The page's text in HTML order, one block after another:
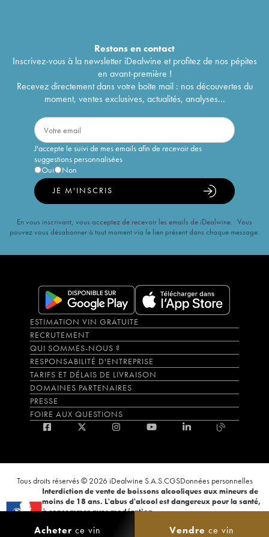
Acheter ce vin Vendre ce vin
Restons encontact
Inscrivez-vous à la newsletter iDealwine et profitez de nos pépites
en avant-première !
Recevez directement dans votre boîte mail : nos découvertes du
moment, ventes exclusives, actualités, analyses...
J'accepte le suivi de mes emails afin de recevoir des
suggestions personnalisées
Oui
Non
JE M'INSCRIS
En vous inscrivant, vous acceptez de recevoir les emails de iDealwine. Vous
pouvez vous désabonner à tout moment via le lien présent dans chaque message.
ESTIMATION VIN GRATUITE
RECRUTEMENT
QUI SOMMES-NOUS ?
RESPONSABILITÉ D'ENTREPRISE
TARIFS ET DÉLAIS DE LIVRAISON
DOMAINES PARTENAIRES
PRESSE
FOIRE AUX QUESTIONS
Tous droits réservés © 2026 iDealwine S.A.S.CGSDonnées personnelles
Interdiction de vente de boissons alcooliques aux mineurs de
moins de 18 ans. L'abus d'alcool est dangereux pour la santé,
à consommer avec modération.
ligne. CODE DE LA SANTÉ PUBLIQUE, ART.L.3342-1 et L.3353-3